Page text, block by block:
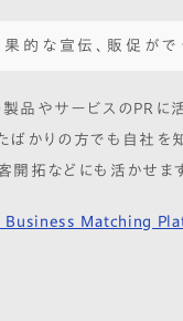
果的な宣伝、販促がで
品やサービスのPRに
ばかりの方でも自社を
開拓などにも活かせま
Matching